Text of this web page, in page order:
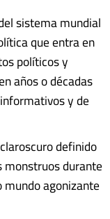
sistema mundial
que entra en
políticos y
años o décadas
y de
definido
monstruos durante
agonizante